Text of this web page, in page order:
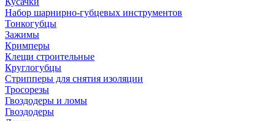
Набор шарнирно-губцевых инструментов
Тонкогубцы
Зажимы
Кримперы
Клещи строительные
Круглогубцы
Стрипперы для снятия изоляции
Тросорезы
Гвоздодеры и ломы
Гвоздодеры